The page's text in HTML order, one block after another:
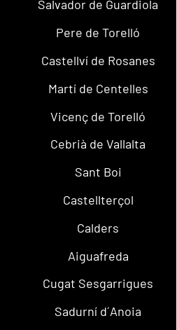
Salvador de Guardiola
Pere de Torelló
Castellví de Rosanes
Martí de Centelles
Vicenç de Torelló
Cebrià de Vallalta
Sant Boi
Castellterçol
Calders
Aiguafreda
Cugat Sesgarrigues
Sadurní d´Anoia